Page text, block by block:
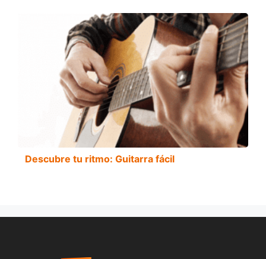
Descubre tu ritmo: Guitarra fácil